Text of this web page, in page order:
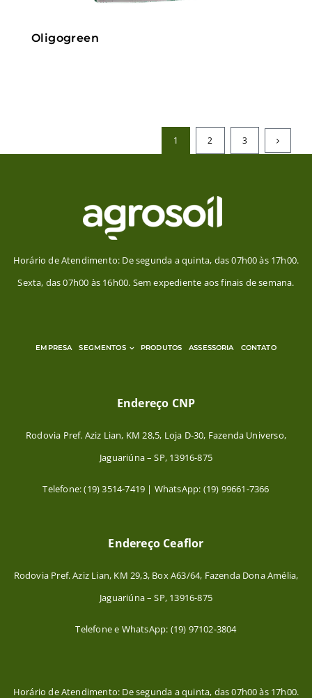
Oligogreen
1 2 3
Horário de Atendimento: De segunda a quinta, das 07h00 às 17h00.
Sexta, das 07h00 às 16h00. Sem expediente aos finais de semana.
EMPRESA SEGMENTOS PRODUTOS ASSESSORIA CONTATO
Endereço CNP
Rodovia Pref. Aziz Lian, KM 28,5, Loja D-30, Fazenda Universo,
Jaguariúna – SP, 13916-875
Telefone: (19) 3514-7419 | WhatsApp: (19) 99661-7366
Endereço Ceaflor
Rodovia Pref. Aziz Lian, KM 29,3, Box A63/64, Fazenda Dona Amélia,
Jaguariúna – SP, 13916-875
Telefone e WhatsApp: (19) 97102-3804
Horário de Atendimento: De segunda a quinta, das 07h00 às 17h00.